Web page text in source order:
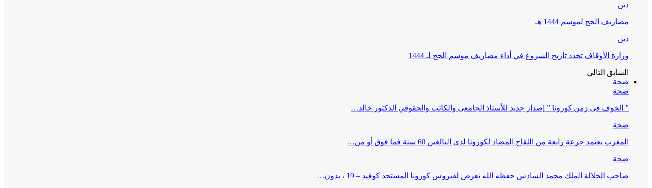
دين
مصاريف الحج لموسم 1444 هـ
دين
وزارة الأوقاف تحدد تاريخ الشروع في أداء مصاريف موسم الحج لـ 1444
السابق التالي
صحة
صحة
” الخوف في زمن كورونا ” إصدار جديد للأستاذ الجامعي والكاتب والحقوقي الدكتور خالد…
صحة
المغرب يعتمد جرعة رابعة من اللقاح المضاد لكورونا لدى البالغين 60 سنة فما فوق أو من…
صحة
صاحب الجلالة الملك محمد السادس حفظه الله تعرض لفيروس كورونا المستجد كوفيد – 19 ، بدون…